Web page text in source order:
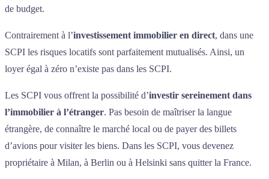
de budget.
Contrairement à l’investissement immobilier en direct, dans une
SCPI les risques locatifs sont parfaitement mutualisés. Ainsi, un
loyer égal à zéro n’existe pas dans les SCPI.
Les SCPI vous offrent la possibilité d’investir sereinement dans
l’immobilier à l’étranger. Pas besoin de maîtriser la langue
étrangère, de connaître le marché local ou de payer des billets
d’avions pour visiter les biens. Dans les SCPI, vous devenez
propriétaire à Milan, à Berlin ou à Helsinki sans quitter la France.